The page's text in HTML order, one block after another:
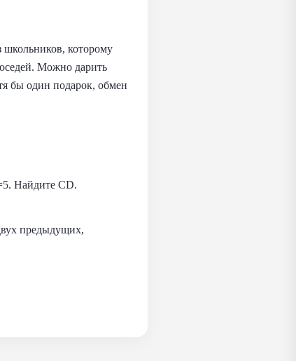
которому
Можно дарить
бы один подарок, обмен
Найдите CD.
предыдущих,